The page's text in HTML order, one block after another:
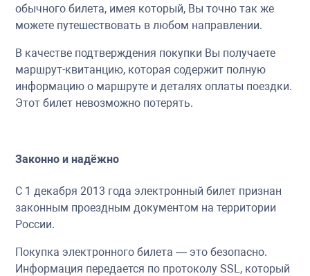
обычного билета, имея который, Вы точно так же
можете путешествовать в любом направлении.
В качестве подтверждения покупки Вы получаете
маршрут-квитанцию, которая содержит полную
информацию о маршруте и деталях оплаты поездки.
Этот билет невозможно потерять.
Законно и надёжно
С 1 декабря 2013 года электронный билет признан
законным проездным документом на территории
России.
Покупка электронного билета — это безопасно.
Информация передается по протоколу SSL, который